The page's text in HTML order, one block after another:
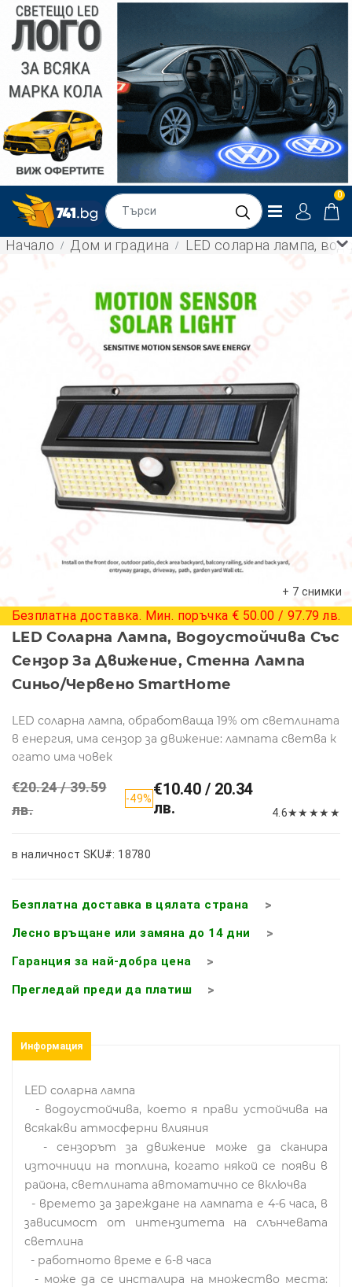
0
Начало Дом и градина LED соларна лампа,
+ 7 снимки
Безплатна доставка. Мин. поръчка € 50.00 / 97.79 лв.
LED Соларна Лампа, Водоустойчива Със
Сензор За Движение, Стенна Лампа
Синьо/червено SmartHome
LED соларна лампа, обработваща 19% от светлината
в енергия, има сензор за движение: лампата светва к
огато има човек
€20.24 / 39.59
лв.
-49%€10.40 / 20.34
лв.
4.6★★ ★★ ★
в наличност SKU#: 18780
Безплатна доставка в цялата страна
Лесно връщане или замяна до 14 дни
Гаранция за най-добра цена
Прегледай преди да платиш
Информация
LED соларна лампа
- водоустойчива, което я прави устойчива на
всякакви атмосферни влияния
- сензорът за движение може да сканира
източници на топлина, когато някой се появи в
района, светлината автоматично се включва
- времето за зареждане на лампата е 4-6 часа, в
зависимост от интензитета на слънчевата
светлина
- работното време е 6-8 часа
- може да се инсталира на множество места: